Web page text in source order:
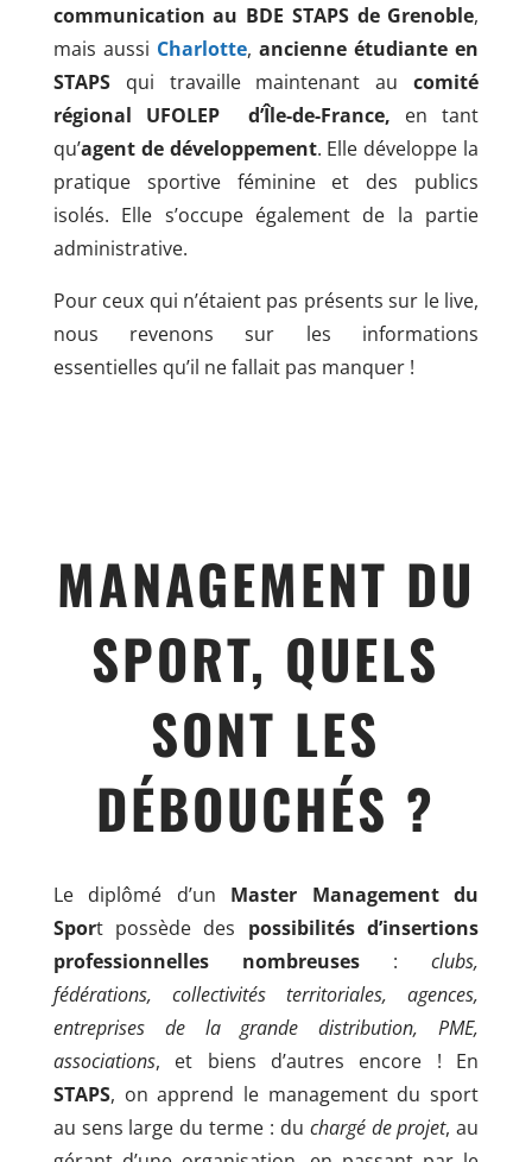
communication au BDE STAPS de Grenoble,
mais aussi Charlotte,ancienne étudiante en
STAPSqui travaille maintenant au comité
régional UFOLEP d’Île-de-France, en tant
qu’agent de développement. Elle développe la
pratique sportive féminine et des publics
isolés. Elle s’occupe également de la partie
administrative.
Pour ceux qui n’étaient pas présents sur le live,
nous revenons sur les informations
essentielles qu’il ne fallait pas manquer !
MANAGEMENT DU
SPORT, QUELS
SONT LES
DÉBOUCHÉS ?
Le diplômé d’un Master Management du
Sport possède des possibilités d’insertions
professionnelles nombreuses:clubs,
fédérations, collectivités territoriales, agences,
entreprises de la grande distribution, PME,
associations, et biens d’autres encore ! En
STAPS, on apprend le management du sport
au sens large du terme : du chargé de projet, au